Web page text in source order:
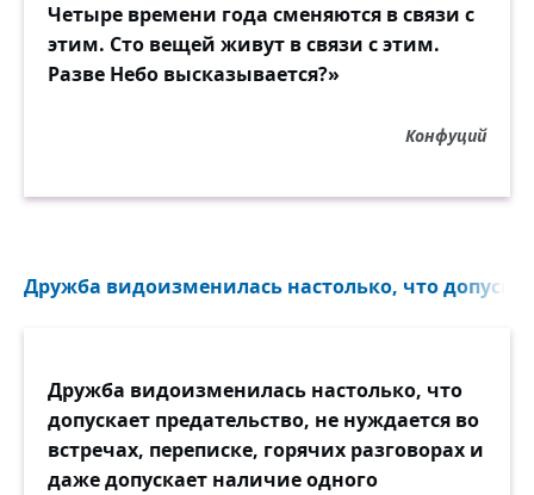
Четыре времени года сменяются в связи с
этим. Сто вещей живут в связи с этим.
Разве Небо высказывается?»
Конфуций
Дружба видоизменилась настолько, что
Дружба видоизменилась настолько, что
допускает предательство, не нуждается во
встречах, переписке, горячих разговорах и
даже допускает наличие одного